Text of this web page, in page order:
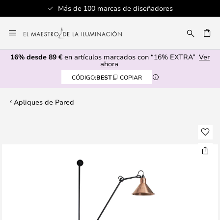
Más de 100 marcas de diseñadores
al
contenido
16% desde 89 € en artículos marcados con “16% EXTRA” Ver
ahora
CÓDIGO:BEST COPIAR
Apliques de Pared